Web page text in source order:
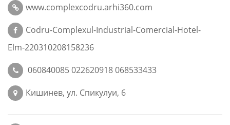
www.complexcodru.arhi360.com
Codru-Complexul-Industrial-Comercial-Hotel-
Elm-220310208158236
060840085 022620918 068533433
Кишинев, ул. Спикулуи, 6